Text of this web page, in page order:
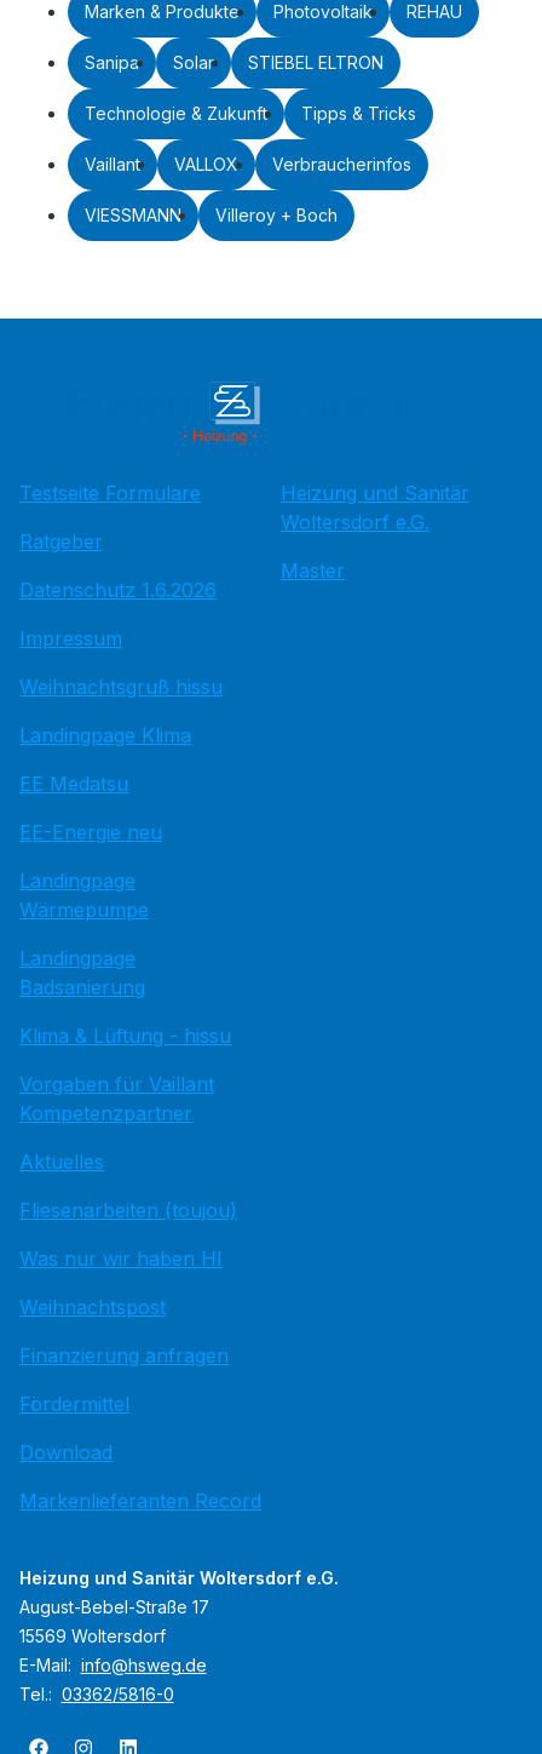
Marken & Produkte Photovoltaik REHAU
Sanipa Solar STIEBEL ELTRON
Technologie & Zukunft Tipps & Tricks
Vaillant VALLOX Verbraucherinfos
VIESSMANN Villeroy + Boch
Testseite Formulare
Ratgeber
Datenschutz 1.6.2026
Impressum
Weihnachtsgruß hissu
Landingpage Klima
EE Medatsu
EE-Energie neu
Landingpage
Wärmepumpe
Landingpage
Badsanierung
Klima & Lüftung - hissu
Vorgaben für Vaillant
Kompetenzpartner
Aktuelles
Fliesenarbeiten (toujou)
Was nur wir haben HI
Weihnachtspost
Finanzierung anfragen
Fördermittel
Download
Markenlieferanten Record
Heizung und Sanitär
Woltersdorf e.G.
Master
Heizung und Sanitär Woltersdorf e.G.
August-Bebel-Straße 17
15569 Woltersdorf
E-Mail: info@hsweg.de
Tel.: 03362/5816-0